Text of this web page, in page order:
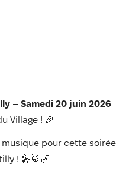
– Samedi 20 juin 2026
Village ! 🎉
pour cette soirée
! 🎤🥁🎷